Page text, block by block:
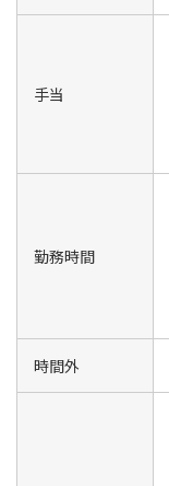
手当
勤務時間
時間外